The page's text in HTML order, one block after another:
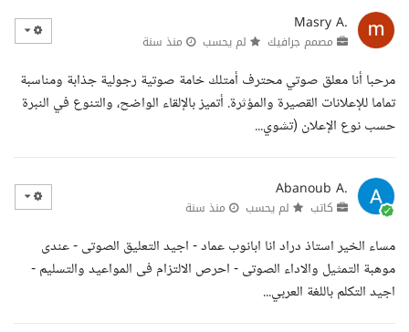
Masry A.
مصمم جرافيك لم يحسب منذ سنة
مرحبا أنا معلق صوتي محترف أمتلك خامة صوتية رجولية جذابة ومناسبة
تماما للإعلانات القصيرة والمؤثرة. أتميز بالإلقاء الواضح، والتنوع في النبرة
حسب نوع الإعلان (تشوي...
Abanoub A.
كاتب لم يحسب منذ سنة
مساء الخير استاذ دراد انا ابانوب عماد - اجيد التعليق الصوتى - عندى
موهبة التمثيل والاداء الصوتى - احرص الالتزام فى المواعيد والتسليم -
اجيد التكلم باللغة العربي...